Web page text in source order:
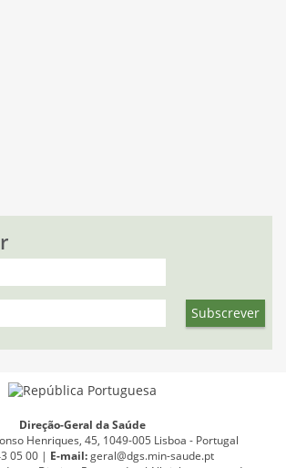
Direção-Geral da Saúde
Henriques, 45, 1049-005 Lisboa - Portugal
05 00 | E-mail: geral@dgs.min-saude.pt